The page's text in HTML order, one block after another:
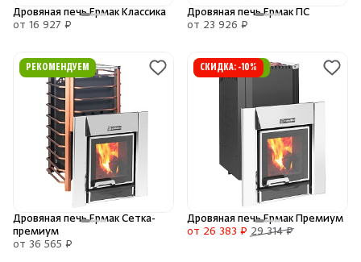
Аксессуары
Комплектующие
Запчасти
Отопление
Для хаммама
Аксессуары для печей
Дровяная печь Ермак Классика
от 16 927 ₽
Дровяная печь Ермак ПС
от 23 926 ₽
РЕКОМЕНДУЕМ
Дровяная печь Ермак Сетка-
премиум
от 36 565 ₽
РЕКОМЕНДУЕМ
СКИДКА: -10%
Дровяная печь Ермак Премиум
от 26 383 ₽ 29 314 ₽